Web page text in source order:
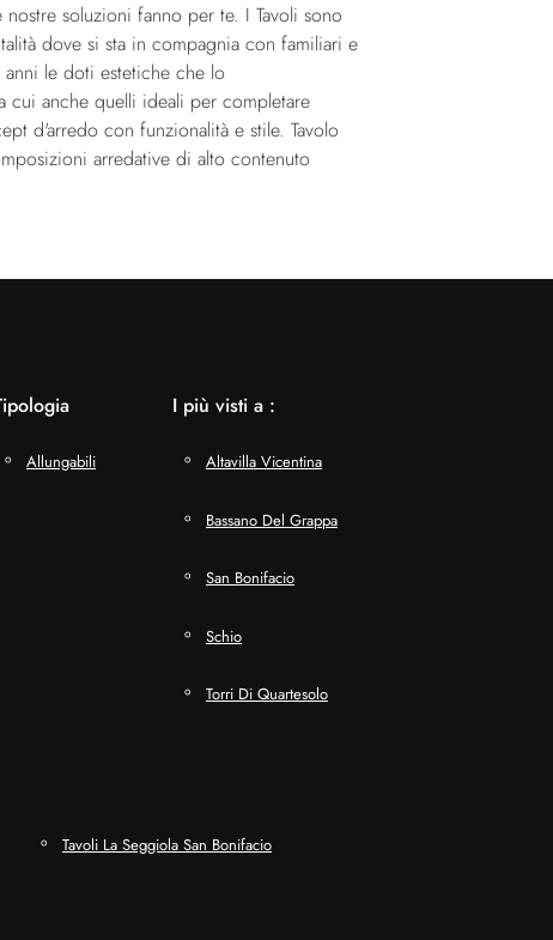
soluzioni fanno per te. I Tavoli sono
dove si sta in compagnia con familiari e
le doti estetiche che lo
cui anche quelli ideali per completare
d'arredo con funzionalità e stile. Tavolo
arredative di alto contenuto
Allungabili
I più visti a :
Altavilla Vicentina
Bassano Del Grappa
San Bonifacio
Schio
Torri Di Quartesolo
Tavoli La Seggiola San Bonifacio